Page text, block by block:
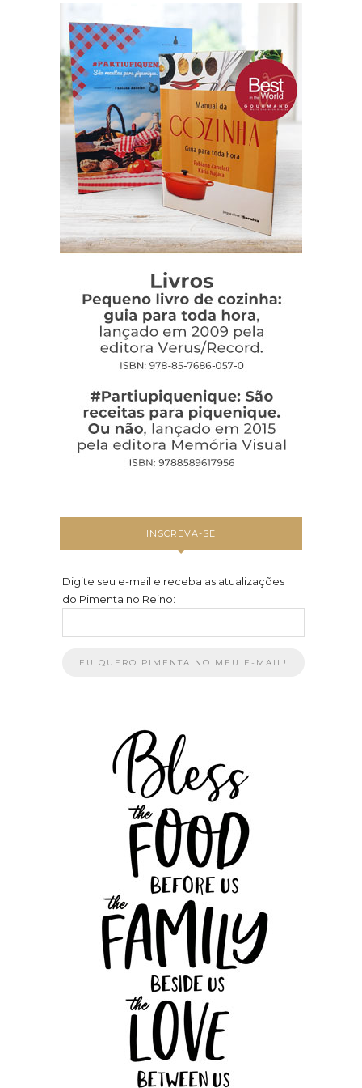
INSCREVA-SE
Digite seu e-mail e receba as atualizações
do Pimenta no Reino: